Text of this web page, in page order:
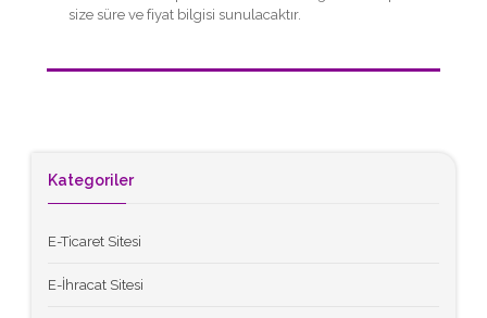
size süre ve fiyat bilgisi sunulacaktır.
Kategoriler
E-Ticaret Sitesi
E-İhracat Sitesi